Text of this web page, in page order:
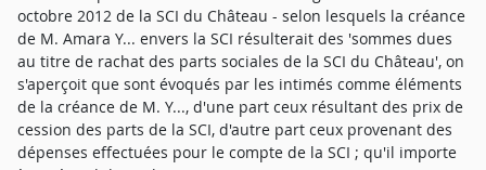
octobre 2012 de la SCI du Château - selon lesquels la créance
de M. Amara Y... envers la SCI résulterait des 'sommes dues
au titre de rachat des parts sociales de la SCI du Château', on
s'aperçoit que sont évoqués par les intimés comme éléments
de la créance de M. Y..., d'une part ceux résultant des prix de
cession des parts de la SCI, d'autre part ceux provenant des
dépenses effectuées pour le compte de la SCI ; qu'il importe